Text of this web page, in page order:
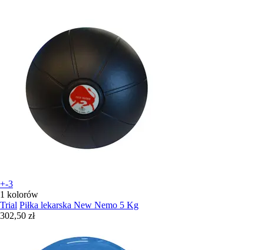
+-3
1 kolorów
Trial Piłka lekarska New Nemo 5 Kg
302,50 zł